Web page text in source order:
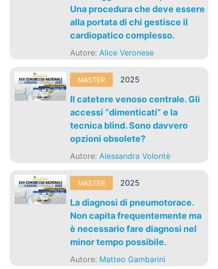
Una procedura che deve essere
alla portata di chi gestisce il
cardiopatico complesso.
Autore:Alice Veronese
MASTER 2025
Il catetere venoso centrale. Gli
accessi “dimenticati” e la
tecnica blind. Sono davvero
opzioni obsolete?
Autore:Alessandra Volontè
MASTER 2025
La diagnosi di pneumotorace.
Non capita frequentemente ma
è necessario fare diagnosi nel
minor tempo possibile.
Autore: Matteo Gambarini